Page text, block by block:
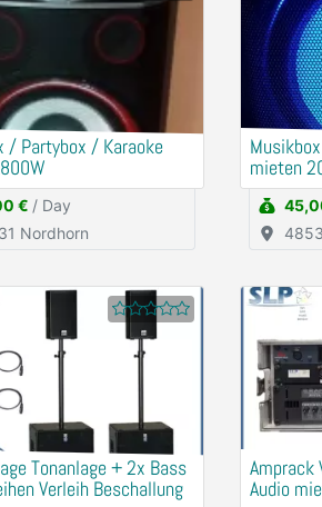
/ Partybox / Karaoke
€ / Day
Nordhorn
mieten
Tonanlage + 2x Bass
Verleih Beschallung
Amprack
Audio